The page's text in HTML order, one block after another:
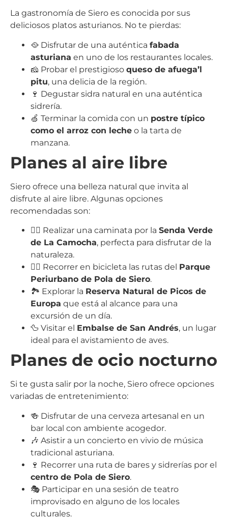
La gastronomía de Siero es conocida por sus
deliciosos platos asturianos. No te pierdas:
🥘 Disfrutar de una auténtica fabada
asturiana en uno de los restaurantes locales.
🧀 Probar el prestigioso queso de afuega’l
pitu, una delicia de la región.
🍷 Degustar sidra natural en una auténtica
sidrería.
🍏 Terminar la comida con un postre típico
como el arroz con leche o la tarta de
manzana.
Planes al aire libre
Siero ofrece una belleza natural que invita al
disfrute al aire libre. Algunas opciones
recomendadas son:
🚶‍♂️ Realizar una caminata por la Senda Verde
de La Camocha, perfecta para disfrutar de la
naturaleza.
🚴‍♀️ Recorrer en bicicleta las rutas del Parque
Periurbano de Pola de Siero.
🏞️ Explorar la Reserva Natural de Picos de
Europa que está al alcance para una
excursión de un día.
🦆 Visitar el Embalse de San Andrés, un lugar
ideal para el avistamiento de aves.
Planes de ocio nocturno
Si te gusta salir por la noche, Siero ofrece opciones
variadas de entretenimiento:
🍻 Disfrutar de una cerveza artesanal en un
bar local con ambiente acogedor.
🎶 Asistir a un concierto en vivio de música
tradicional asturiana.
🍷 Recorrer una ruta de bares y sidrerías por el
centro de Pola de Siero.
🎭 Participar en una sesión de teatro
improvisado en alguno de los locales
culturales.